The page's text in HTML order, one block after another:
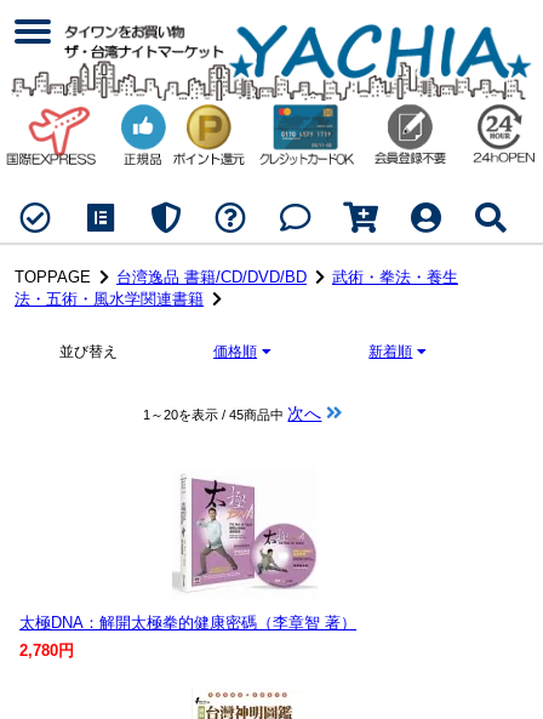
TOPPAGE 台湾逸品 書籍/CD/DVD/BD
武術・拳法・養生
法・五術・風水学関連書籍
並び替え 価格順 新着順
1～20を表示 / 45商品中 次へ
太極DNA：解開太極拳的健康密碼（李章智 著）
2,780円